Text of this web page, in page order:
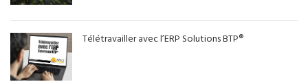
Télétravailler avec l’ERP Solutions BTP®